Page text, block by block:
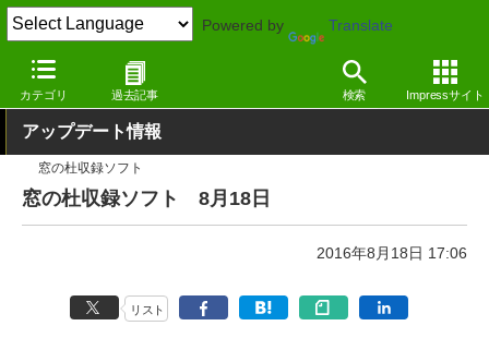
Powered by Translate
カテゴリ 過去記事 検索 Impressサイト
窓の杜 その他の話題 アップデート
アップデート情報
窓の杜収録ソフト
窓の杜収録ソフト 8月18日
2016年8月18日 17:06
リスト